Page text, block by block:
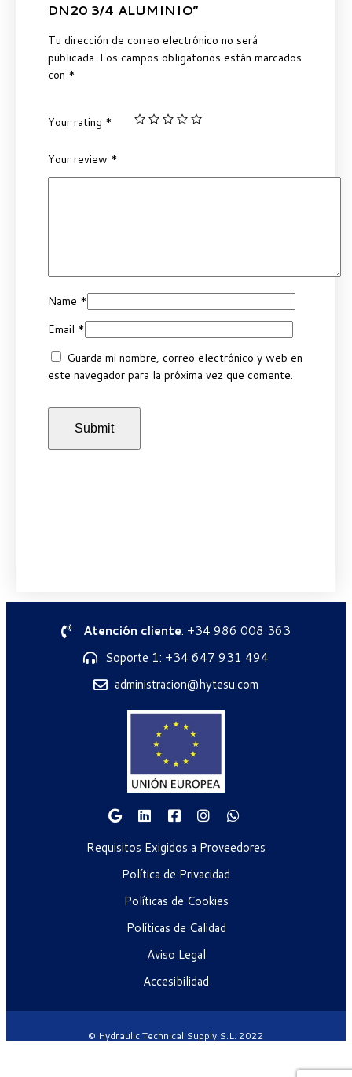
DN20 3/4 ALUMINIO”
Tu dirección de correo electrónico no será
publicada. Los campos obligatorios están marcados
con *
Your rating *
Your review *
Name *
Email *
Guarda mi nombre, correo electrónico y web en
este navegador para la próxima vez que comente.
Atención cliente: +34 986 008 363
Soporte 1: +34 647 931 494
administracion@hytesu.com
Requisitos Exigidos a Proveedores
Política de Privacidad
Políticas de Cookies
Políticas de Calidad
Aviso Legal
Accesibilidad
© Hydraulic Technical Supply S.L. 2022